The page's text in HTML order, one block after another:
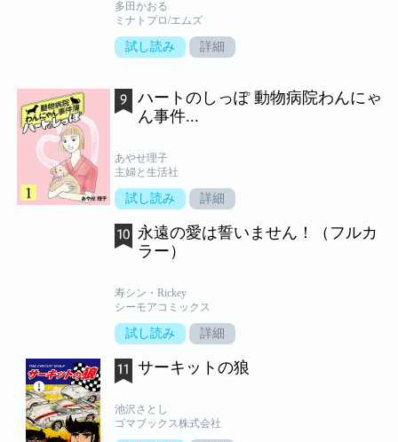
多田かおる
ミナトプロ/エムズ
試し読み 詳細
ハートのしっぽ 動物病院わんにゃ
ん事件...
あやせ理子
主婦と生活社
試し読み 詳細
永遠の愛は誓いません！（フルカ
ラー）
寿シン・Rickey
シーモアコミックス
試し読み 詳細
サーキットの狼
池沢さとし
ゴマブックス株式会社